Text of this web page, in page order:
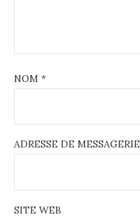
NOM *
ADRESSE DE MESSAGERIE
SITE WEB